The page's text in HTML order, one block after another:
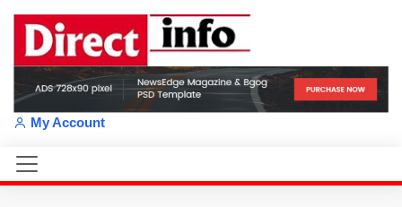
My Account